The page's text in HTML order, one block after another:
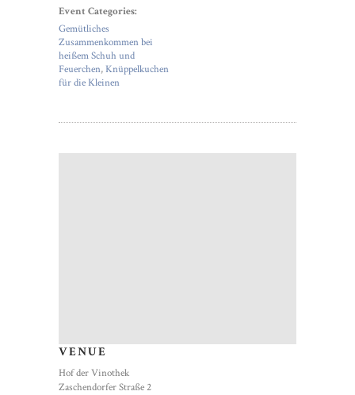
Event Categories:
Gemütliches
Zusammenkommen bei
heißem Schuh und
Feuerchen,Knüppelkuchen
für die Kleinen
VENUE
Hof der Vinothek
Zaschendorfer Straße 2